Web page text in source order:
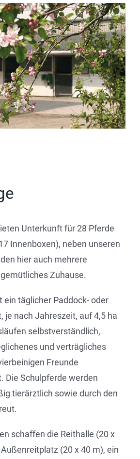
Unterkunft für 28 Pferde
Innenboxen), neben unseren
hier auch mehrere
Zuhause.
ein täglicher Paddock- oder
je nach Jahreszeit, auf 4,5 ha
selbstverständlich,
und verträgliches
Freunde
Die Schulpferde werden
tierärztlich sowie durch den
schaffen die Reithalle (20 x
(20 x 40 m), ein